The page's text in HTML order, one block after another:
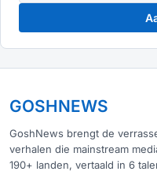
GOSHNEWS
GoshNews brengt de
verhalen die mainstream
190+ landen, vertaald in 6